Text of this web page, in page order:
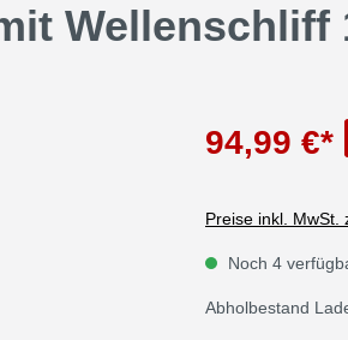
Wellenschliff
94,99 €*
Preise inkl. MwSt.
Noch 4
Abholbestand